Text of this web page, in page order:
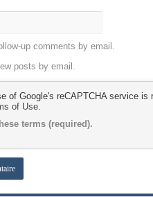
up comments by email.
posts by email.
of Google's reCAPTCHA service
of Use.
terms (required).